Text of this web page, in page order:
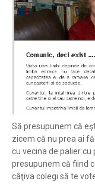
Să presupunem că
zicem că nu prea ai
cu vecina de palier cu
presupunem că fiind
câţiva colegi să te